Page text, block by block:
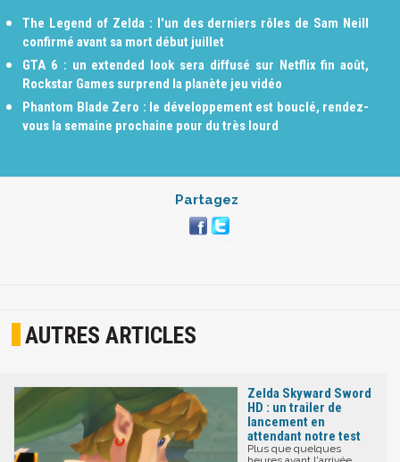
The Legend of Zelda : l'un des derniers rôles de Sam Neill
confirmé avant sa mort début juillet
GTA 6 : un extended look sera diffusé sur Netflix fin août,
Rockstar Games surprend la planète jeu vidéo
Phantom Blade Zero : le développement est bouclé, rendez-
vous la semaine prochaine pour du très lourd
Partagez
AUTRES ARTICLES
Zelda Skyward Sword
HD : un trailer de
lancement en
attendant notre test
Plus que quelques